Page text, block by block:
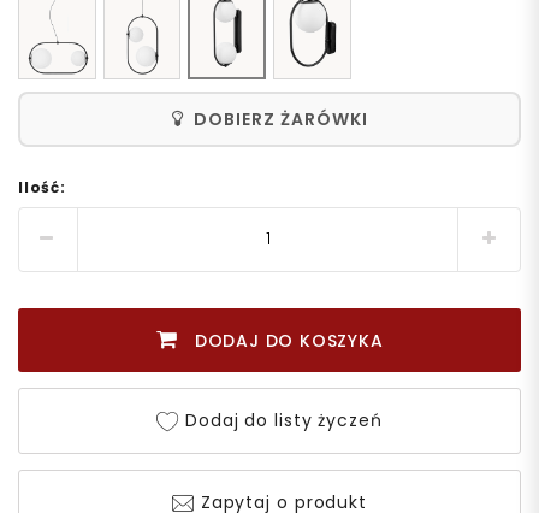
DOBIERZ ŻARÓWKI
Ilość:
DODAJ DO KOSZYKA
Dodaj do listy życzeń
Zapytaj o produkt